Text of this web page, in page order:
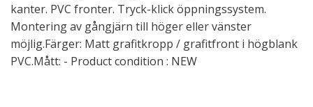
kanter. PVC fronter. Tryck-klick öppningssystem.
Montering av gångjärn till höger eller vänster
möjlig.Färger: Matt grafitkropp / grafitfront i högblank
PVC.Mått: - Product condition : NEW